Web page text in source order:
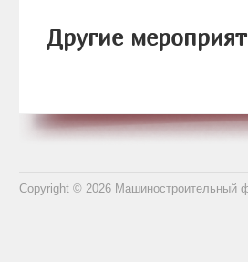
Другие
Copyright © 2026 Машиностроительный